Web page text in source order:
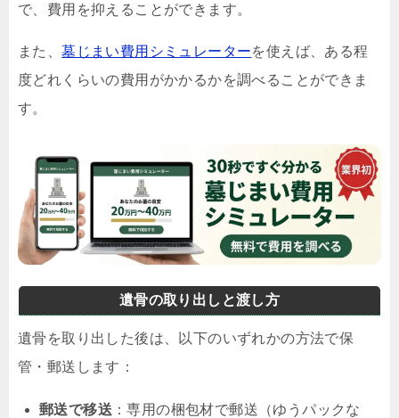
で、費用を抑えることができます。
また、墓じまい費用シミュレーターを使えば、ある程
度どれくらいの費用がかかるかを調べることができま
す。
遺骨の取り出しと渡し方
遺骨を取り出した後は、以下のいずれかの方法で保
管・郵送します：
郵送で移送 ：専用の梱包材で郵送（ゆうパックな